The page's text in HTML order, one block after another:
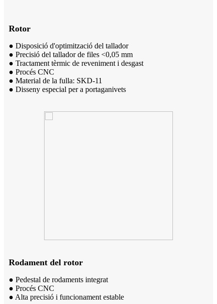
Rotor
● Disposició d'optimització del tallador
● Precisió del tallador de files <0,05 mm
● Tractament tèrmic de reveniment i desgast
● Procés CNC
● Material de la fulla: SKD-11
● Disseny especial per a portaganivets
Rodament del rotor
● Pedestal de rodaments integrat
● Procés CNC
● Alta precisió i funcionament estable